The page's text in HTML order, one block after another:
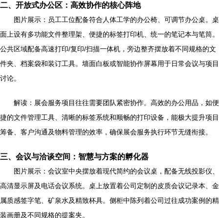
二、开放式办公区：高效协作的核心阵地
图片展示：员工工位配备符合人体工学的办公椅、可调节办公桌。桌
面上设有多功能文件整理架、便捷的标签打印机、统一的笔记本与笔筒。
公共区域配备高速打印/复印/扫描一体机，旁边整齐摆放着不同规格的文
件夹、档案袋和装订工具。墙面白板或智能协作屏幕用于日常会议与项目
讨论。
解读：展会服务项目往往需要团队紧密协作。高效的办公用品，如便
捷的文件管理工具、清晰的标签系统和顺畅的打印设备，能极大提升项目
筹备、客户沟通及物料管理的效率，确保展会服务执行环节无缝衔接。
三、会议与洽谈空间：智慧与方案的孵化器
图片展示：会议室中央摆放着现代简约的会议桌，配备无线投影仪、
高清显示屏及电话会议系统。桌上放置着公司定制的皮质会议记录本、金
属质感签字笔、矿泉水及精致杯具。侧柜中陈列着公司过往成功案例的精
装画册及不同规格的提案夹。